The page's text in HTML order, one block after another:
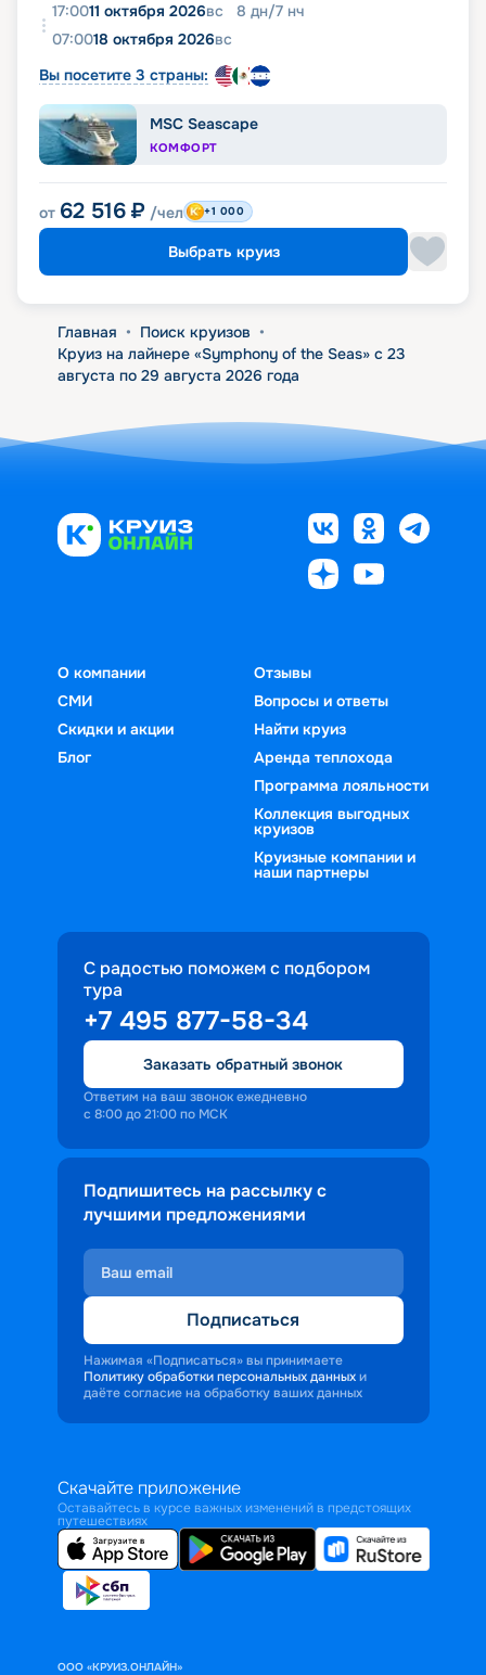
17:0011 октября 2026вс 8 дн/7 нч
07:0018 октября 2026вс
Вы посетите 3 страны:
MSC Seascape
КОМФОРТ
от 62 516 ₽ /чел +1 000
Выбрать круиз
Главная • Поиск круизов •
Круиз на лайнере «Symphony of the Seas» с 23
августа по 29 августа 2026 года
О компании
СМИ
Скидки и акции
Блог
Отзывы
Вопросы и ответы
Найти круиз
Аренда теплохода
Программа лояльности
Коллекция выгодных
круизов
Круизные компании и
наши партнеры
С радостью поможем с подбором
тура
+7 495 877-58-34
Заказать обратный звонок
Ответим на ваш звонок ежедневно
с 8:00 до 21:00 по МСК
Подпишитесь на рассылку с
лучшими предложениями
Подписаться
Нажимая «Подписаться» вы принимаете
Политику обработки персональных данных и
даёте согласие на обработку ваших данных
Скачайте приложение
Оставайтесь в курсе важных изменений в предстоящих
путешествиях
ООО «КРУИЗ.ОНЛАЙН»